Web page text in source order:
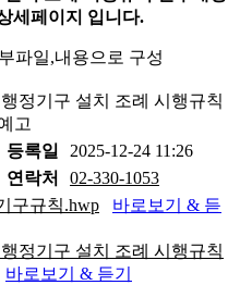
세페이지 입니다.
파일,내용으로 구성
정기구 설치 조례 시행규칙
고
등록일
2025-12-24 11:26
연락처 02-330-1053
구규칙.hwp
바로보기 & 듣
정기구 설치 조례 시행규칙
바로보기 & 듣기